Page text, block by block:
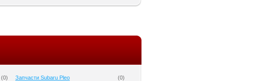
(0) Запчасти Subaru Pleo (0)